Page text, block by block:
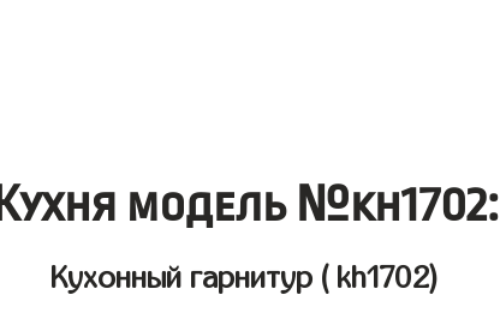
Кухня модель №kh1702:
Кухонный гарнитур ( kh1702)